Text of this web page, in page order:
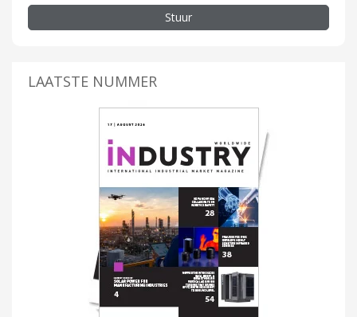
Stuur
LAATSTE NUMMER